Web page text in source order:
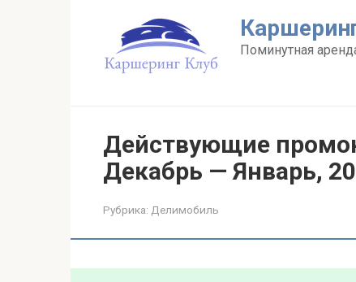
Поминутная
Действующие
Декабрь — Январь,
Рубрика: Делимобиль